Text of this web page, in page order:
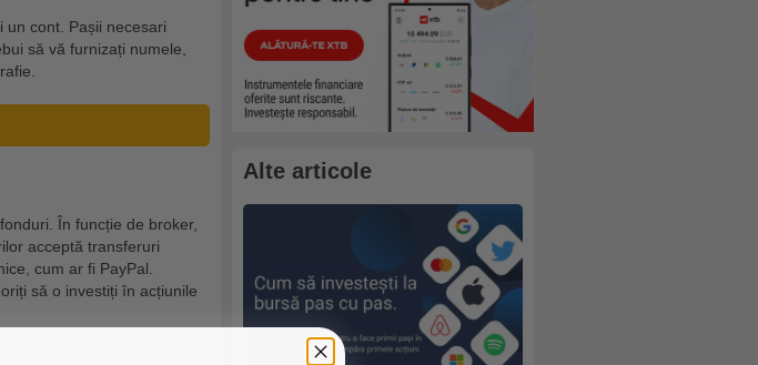
un cont. Pașii necesari
să vă furnizați numele,
În funcție de broker,
acceptă transferuri
cum ar fi PayPal.
să o investiți în acțiunile
Alte articole